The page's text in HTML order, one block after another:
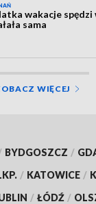
wakacje spędzi
sama
WIĘCEJ
BYDGOSZCZ /
/ KATOWICE /
/ ŁÓDŹ /